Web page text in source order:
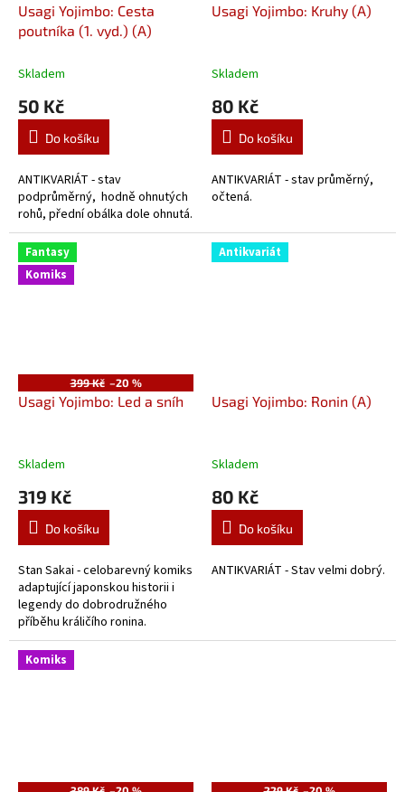
Usagi Yojimbo: Cesta
poutníka (1. vyd.) (A)
Skladem
50 Kč
Do košíku
ANTIKVARIÁT - stav
podprůměrný, hodně ohnutých
rohů, přední obálka dole ohnutá.
Usagi Yojimbo: Kruhy (A)
Skladem
80 Kč
Do košíku
ANTIKVARIÁT - stav průměrný,
očtená.
Fantasy
Komiks
399 Kč –20 %
Usagi Yojimbo: Led a sníh
Skladem
319 Kč
Do košíku
Stan Sakai - celobarevný komiks
adaptující japonskou historii i
legendy do dobrodružného
příběhu králičího ronina.
Antikvariát
Usagi Yojimbo: Ronin (A)
Skladem
80 Kč
Do košíku
ANTIKVARIÁT - Stav velmi dobrý.
Komiks